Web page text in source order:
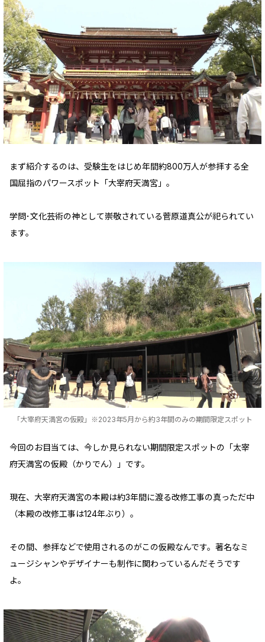
まず紹介するのは、受験生をはじめ年間約800万人が参拝する全
国屈指のパワースポット「大宰府天満宮」。
学問･文化芸術の神として崇敬されている菅原道真公が祀られてい
ます。
「大宰府天満宮の仮殿」※2023年5月から約3年間のみの期間限定スポット
今回のお目当ては、今しか見られない期間限定スポットの「太宰
府天満宮の仮殿（かりでん）」です。
現在、大宰府天満宮の本殿は約3年間に渡る改修工事の真っただ中
（本殿の改修工事は124年ぶり）。
その間、参拝などで使用されるのがこの仮殿なんです。著名なミ
ュージシャンやデザイナーも制作に関わっているんだそうです
よ。